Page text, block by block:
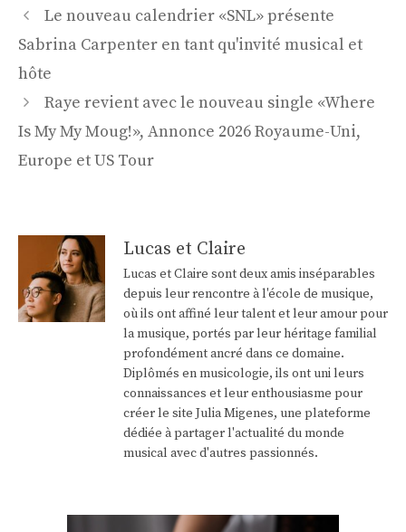
Navigation
des
articles
Le nouveau calendrier «SNL» présente
Sabrina Carpenter en tant qu'invité musical et
hôte
Raye revient avec le nouveau single «Where
Is My My Moug!», Annonce 2026 Royaume-Uni,
Europe et US Tour
Lucas et Claire
Lucas et Claire sont deux amis inséparables
depuis leur rencontre à l'école de musique,
où ils ont affiné leur talent et leur amour pour
la musique, portés par leur héritage familial
profondément ancré dans ce domaine.
Diplômés en musicologie, ils ont uni leurs
connaissances et leur enthousiasme pour
créer le site Julia Migenes, une plateforme
dédiée à partager l'actualité du monde
musical avec d'autres passionnés.